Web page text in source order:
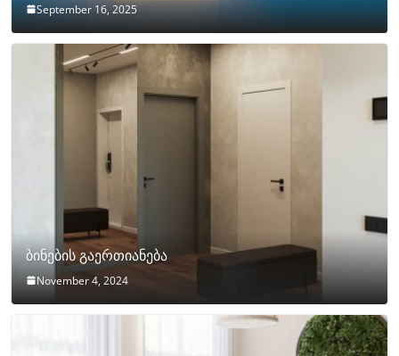
September 16, 2025
ბინების გაერთიანება
November 4, 2024